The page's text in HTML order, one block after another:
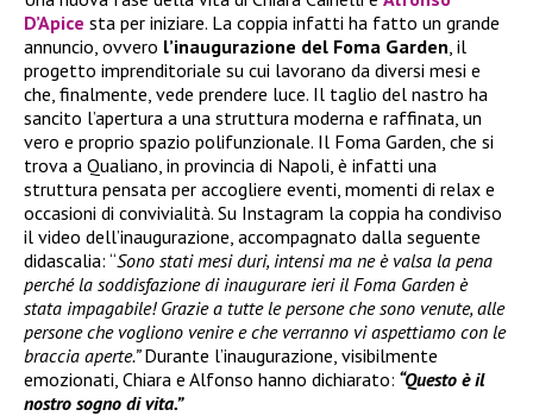
D’Apice sta per iniziare. La coppia infatti ha fatto un grande
annuncio, ovvero l’inaugurazione del Foma Garden , il
progetto imprenditoriale su cui lavorano da diversi mesi e
che, finalmente, vede prendere luce. Il taglio del nastro ha
sancito l’apertura a una struttura moderna e raffinata, un
vero e proprio spazio polifunzionale. Il Foma Garden, che si
trova a Qualiano, in provincia di Napoli, è infatti una
struttura pensata per accogliere eventi, momenti di relax e
occasioni di convivialità. Su Instagram la coppia ha condiviso
il video dell’inaugurazione, accompagnato dalla seguente
didascalia: “Sono stati mesi duri, intensi ma ne è valsa la pena
perché la soddisfazione di inaugurare ieri il Foma Garden è
stata impagabile! Grazie a tutte le persone che sono venute, alle
persone che vogliono venire e che verranno vi aspettiamo con le
braccia aperte.”Durante l’inaugurazione, visibilmente
emozionati, Chiara e Alfonso hanno dichiarato: “Questo è il
nostro sogno di vita.”